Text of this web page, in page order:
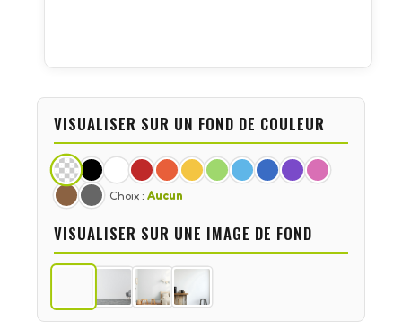
VISUALISER SUR UN FOND DE COULEUR
Choix : Aucun
VISUALISER SUR UNE IMAGE DE FOND